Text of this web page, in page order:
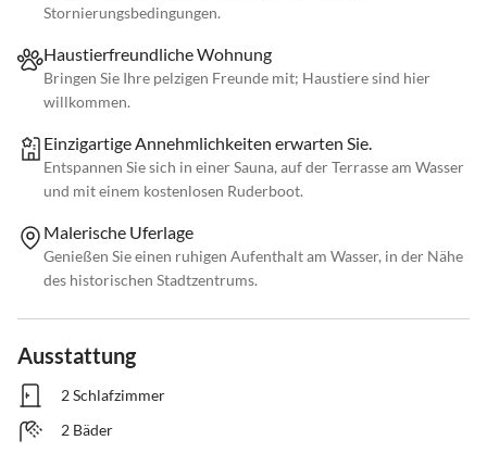
Stornierungsbedingungen.
Haustierfreundliche Wohnung
Bringen Sie Ihre pelzigen Freunde mit; Haustiere sind hier
willkommen.
Einzigartige Annehmlichkeiten erwarten Sie.
Entspannen Sie sich in einer Sauna, auf der Terrasse am Wasser
und mit einem kostenlosen Ruderboot.
Malerische Uferlage
Genießen Sie einen ruhigen Aufenthalt am Wasser, in der Nähe
des historischen Stadtzentrums.
Ausstattung
2 Schlafzimmer
2 Bäder